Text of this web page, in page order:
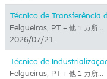
Técnico de Transferência
Felgueiras, PT + 他 1 カ所…
2026/07/21
Técnico de
Felgueiras, PT + 他 1 カ所…